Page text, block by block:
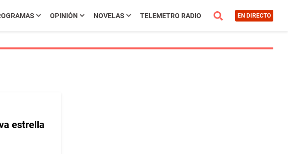
OPINIÓN NOVELAS TELEMETRO RADIO EN DIRECTO
estrella